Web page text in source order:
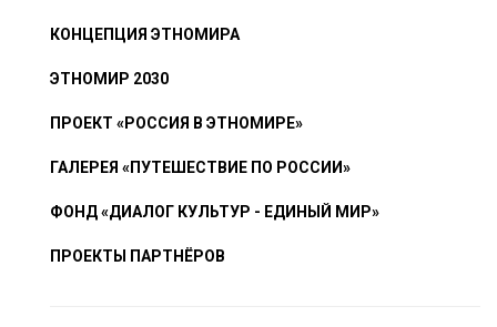
КОНЦЕПЦИЯ ЭТНОМИРА
ЭТНОМИР 2030
ПРОЕКТ «РОССИЯ В ЭТНОМИРЕ»
ГАЛЕРЕЯ «ПУТЕШЕСТВИЕ ПО РОССИИ»
ФОНД «ДИАЛОГ КУЛЬТУР - ЕДИНЫЙ МИР»
ПРОЕКТЫ ПАРТНЁРОВ